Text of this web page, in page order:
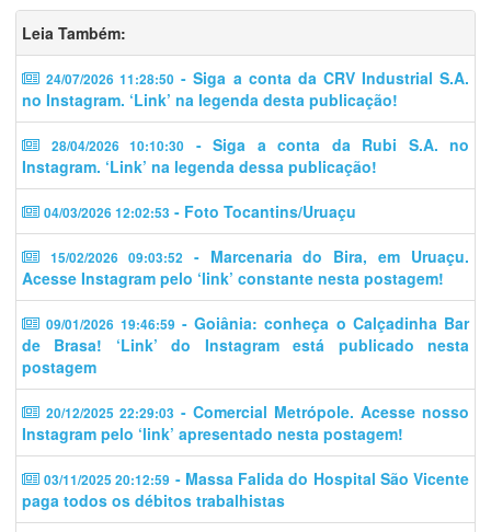
Leia Também:
24/07/2026 11:28:50 - Siga a conta da CRV Industrial S.A.
no Instagram. ‘Link’ na legenda desta publicação!
28/04/2026 10:10:30 - Siga a conta da Rubi S.A. no
Instagram. ‘Link’ na legenda dessa publicação!
04/03/2026 12:02:53 - Foto Tocantins/Uruaçu
15/02/2026 09:03:52
- Marcenaria do Bira, em Uruaçu.
Acesse Instagram pelo ‘link’ constante nesta postagem!
09/01/2026 19:46:59 - Goiânia: conheça o Calçadinha Bar
de Brasa! ‘Link’ do Instagram está publicado nesta
postagem
20/12/2025 22:29:03 - Comercial Metrópole. Acesse nosso
Instagram pelo ‘link’ apresentado nesta postagem!
03/11/2025 20:12:59 - Massa Falida do Hospital São Vicente
paga todos os débitos trabalhistas